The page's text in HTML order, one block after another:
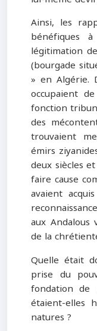
Ainsi, les
bénéfiques
légitimation
(bourgade
» en Algérie.
occupaient
fonction
des
trouvaient
émirs
deux siècles
faire cause
avaient
aux
de la
Quelle était
prise du
fondation de
étaient-elles
natures ?